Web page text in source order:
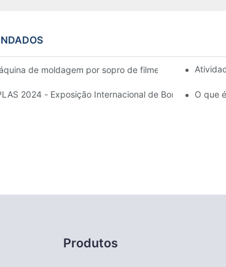
de moldagem por sopro de filme biodegradável
2024 - Exposição Internacional de Borracha eO que
Produtos